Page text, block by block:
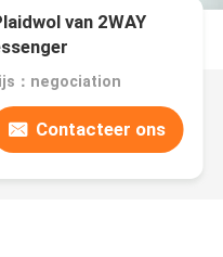
van 2WAY
：negociation
Contacteer ons